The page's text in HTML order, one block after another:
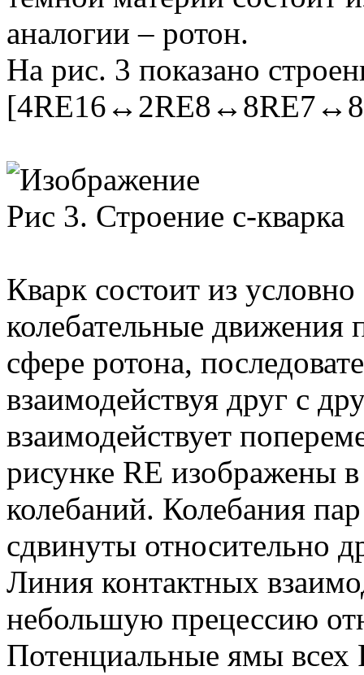
аналогии – ротон.
На рис. 3 показано
Рис 3. Строение c-кварка
Кварк состоит из
колебательные движения
сфере ротона,
взаимодействуя друг с
взаимодействует
рисунке RE изображены
колебаний. Колебания
сдвинуты относительно
Линия контактных
небольшую прецессию
Потенциальные ямы всех